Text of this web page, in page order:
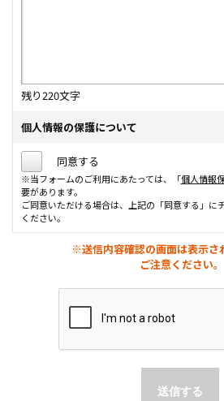
残り220文字
個人情報の保護について
同意する
※当フォームのご利用にあたっては、「個人情報
要があります。
ご同意いただける場合は、上記の「同意する」に
ください。
※送信内容確認の画面は表示さ
ご注意ください。